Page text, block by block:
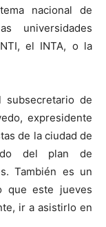
nacional de
universidades
el INTA, o la
de
expresidente
de la ciudad de
del plan de
También es un
que este jueves
ir a asistirlo en